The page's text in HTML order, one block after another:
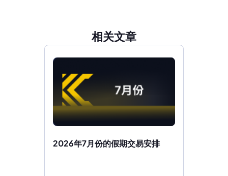
相关文章
2026年7月份的假期交易安排